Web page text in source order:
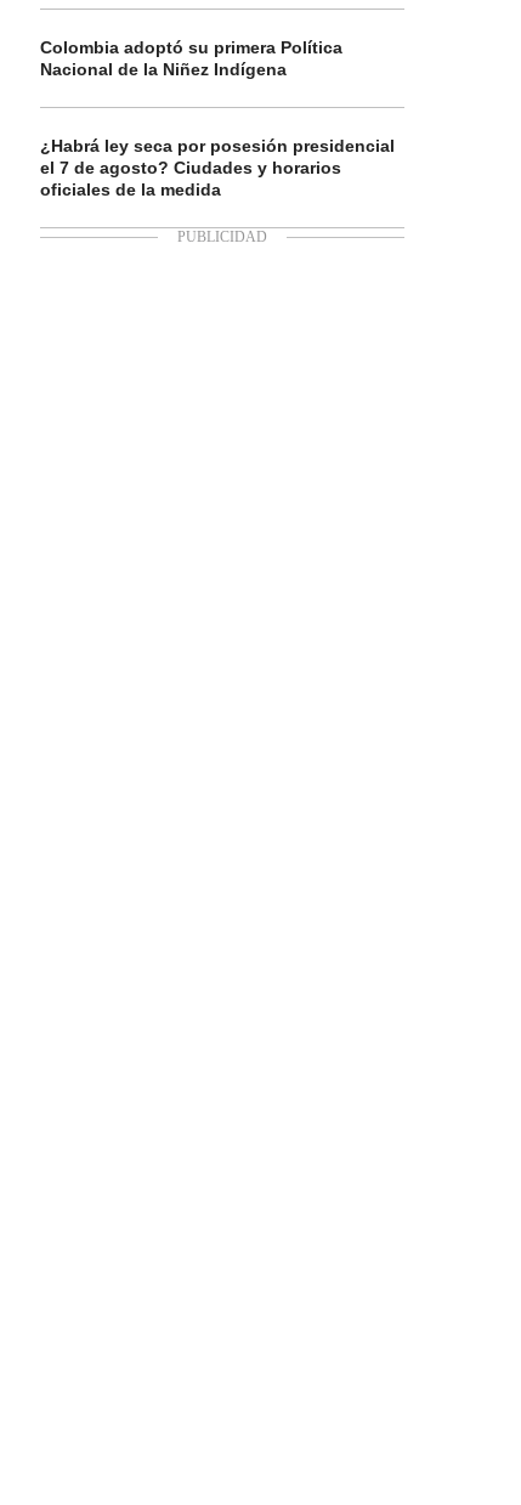
Colombia adoptó su primera Política
Nacional de la Niñez Indígena
¿Habrá ley seca por posesión presidencial
el 7 de agosto? Ciudades y horarios
oficiales de la medida